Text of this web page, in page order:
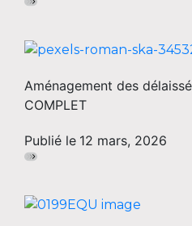
Aménagement des
COMPLET
Publié le 12 mars, 2026